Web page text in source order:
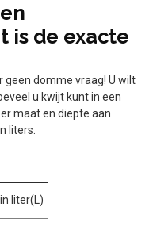
is de exacte
geen domme vraag! U wilt
u kwijt kunt in een
maat en diepte aan
liters.
liter(L)